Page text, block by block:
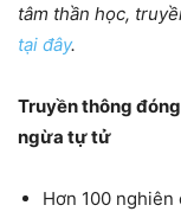
tâm thần học,
tại đây.
Truyền thông
ngừa tự tử
Hơn 100